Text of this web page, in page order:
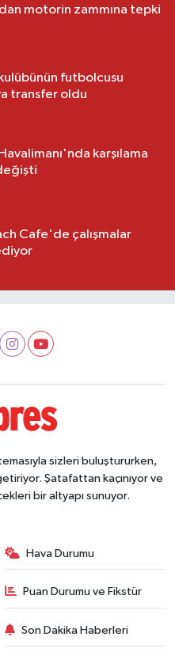
motorin zammına tepki
futbolcusu
transfer oldu
karşılama
Cafe'de çalışmalar
sizleri buluştururken,
Şatafattan kaçınıyor ve
bir altyapı sunuyor.
Hava Durumu
Puan Durumu ve Fikstür
Son Dakika Haberleri